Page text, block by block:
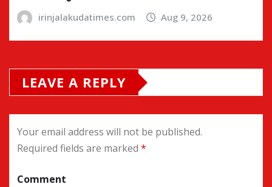
irinjalakudatimes.com Aug 9, 2026
LEAVE A REPLY
Your email address will not be published.
Required fields are marked *
Comment